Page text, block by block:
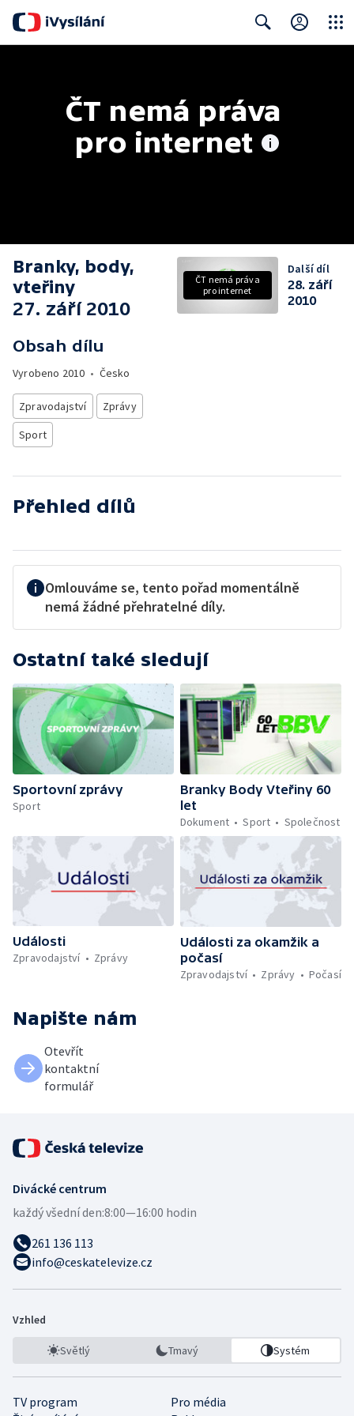
ČT nemá práva
pro internet
Branky, body,
vteřiny
27. září 2010
Obsah dílu
Vyrobeno 2010 • Česko
Zpravodajství
Zprávy
Sport
ČT nemá práva
pro internet
Další díl
28. září
2010
Přehled dílů
Omlouváme se, tento pořad momentálně
nemá žádné přehratelné díly.
Ostatní také sledují
Sportovní zprávy
Sport
Branky Body Vteřiny 60
let
Dokument
Sport Společnost
Události
Zpravodajství
Zprávy
Události za okamžik a
počasí
Zpravodajství
Zprávy Počasí
Napište nám
Otevřít
kontaktní
formulář
Divácké centrum
každý všední den:8:00—16:00 hodin
261 136 113
info@ceskatelevize.cz
Vzhled
Světlý Tmavý Systém
TV program
Pro média